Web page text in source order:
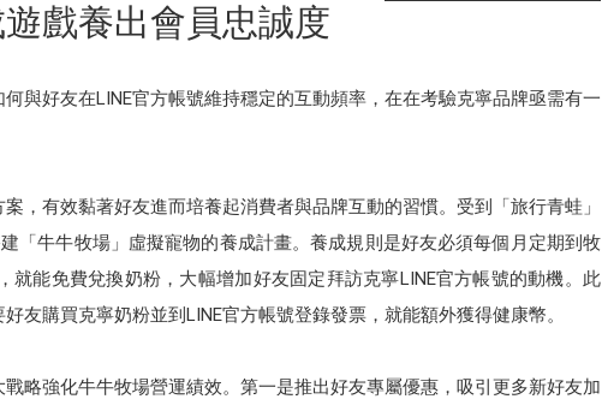
戲養出會員忠誠度
與好友在LINE官方帳號維持穩定的互動頻率，在在考驗克寧品牌亟需有一
，有效黏著好友進而培養起消費者與品牌互動的習慣。受到「旅行青蛙」
「牛牛牧場」虛擬寵物的養成計畫。養成規則是好友必須每個月定期到牧
能免費兌換奶粉，大幅增加好友固定拜訪克寧LINE官方帳號的動機。此
友購買克寧奶粉並到LINE官方帳號登錄發票，就能額外獲得健康幣。
略強化牛牛牧場營運績效。第一是推出好友專屬優惠，吸引更多新好友加